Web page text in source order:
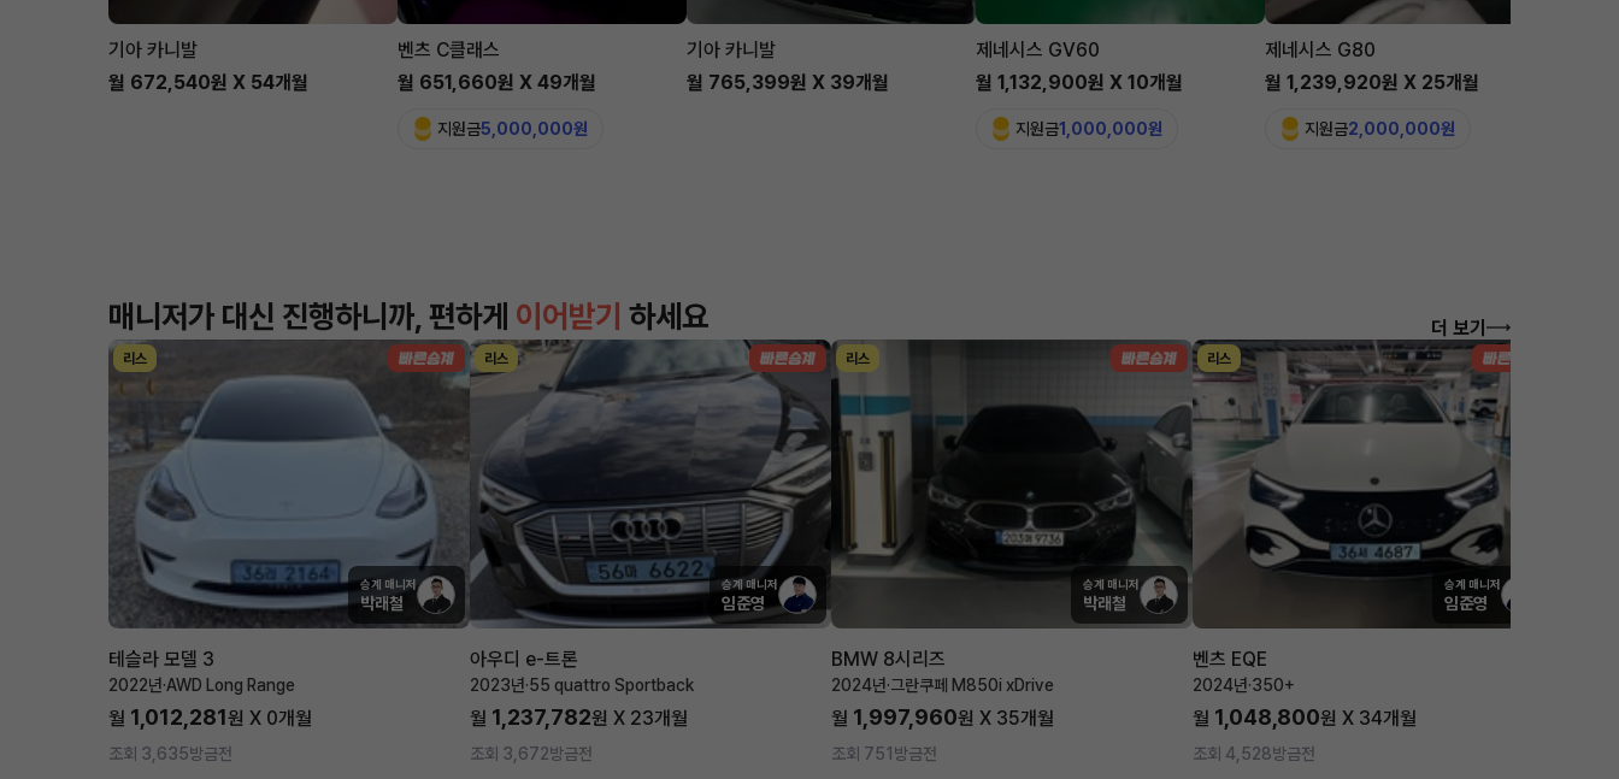
기아 카니발
월 672,540원 X 54개월
벤츠 C클래스
월 651,660원 X 49개월
지원금5,000,000원
기아 카니발
월 765,399원 X 39개월
제네시스 GV60
월 1,132,900원 X 10개월
지원금1,000,000원
제네시스 G80
월 1,239,920원 X 25개월
지원금2,000,000원
매니저가 대신 진행하니까, 편하게 이어받기 하세요 더 보기
리스
승계 매니저
박래철
테슬라 모델 3
2022년·AWD Long Range
월 1,012,281원 X 0개월
조회 3,635방금전
리스
승계 매니저
임준영
아우디 e-트론
2023년·55 quattro Sportback
월 1,237,782원 X 23개월
조회 3,672방금전
리스
승계 매니저
박래철
BMW 8시리즈
2024년·그란쿠페 M850i xDrive
월 1,997,960원 X 35개월
조회 751 방금전
리스
승계 매니저
임준영
벤츠 EQE
2024년·350+
월 1,048,800원 X 34개월
조회 4,528방금전